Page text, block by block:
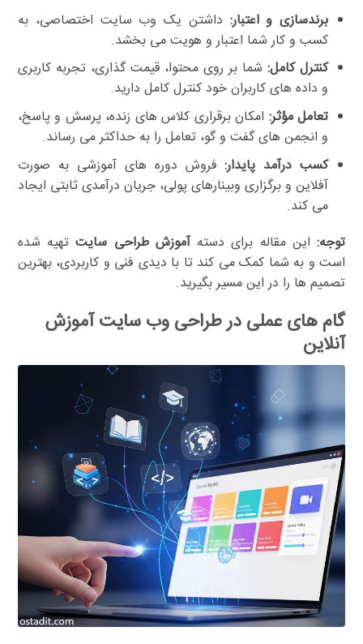
برندسازی و اعتبار: داشتن یک وب سایت اختصاصی، به
کسب و کار شما اعتبار و هویت می بخشد.
کنترل کامل:شما بر روی محتوا، قیمت گذاری، تجربه کاربری
و داده های کاربران خود کنترل کامل دارید.
تعامل مؤثر: امکان برقراری کلاس های زنده، پرسش و پاسخ،
و انجمن های گفت و گو، تعامل را به حداکثر می رساند.
کسب درآمد پایدار:فروش دوره های آموزشی به صورت
آفلاین و برگزاری وبینارهای پولی، جریان درآمدی ثابتی ایجاد
می کند.
توجه:این مقاله برای دستهآموزش طراحی سایتتهیه شده
است و به شما کمک می کند تا با دیدی فنی و کاربردی، بهترین
تصمیم ها را در این مسیر بگیرید.
گام های عملی در طراحی وب سایت آموزش
آنلاین